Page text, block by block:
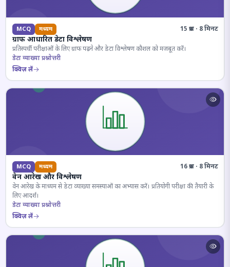
MCQ मध्यम 15 प्रश्न · 8 मिनट
ग्राफ आधारित डेटा विश्लेषण
प्रतिस्पर्धी परीक्षाओं के लिए ग्राफ पढ़ने और डेटा विश्लेषण कौशल को मजबूत करें।
डेटा व्याख्या प्रश्नोत्तरी
क्विज़ लें
MCQ मध्यम 16 प्रश्न · 8 मिनट
वेन आरेख और विश्लेषण
वेन आरेख के माध्यम से डेटा व्याख्या समस्याओं का अभ्यास करें। प्रतियोगी परीक्षा की तैयारी के
लिए आदर्श।
डेटा व्याख्या प्रश्नोत्तरी
क्विज़ लें